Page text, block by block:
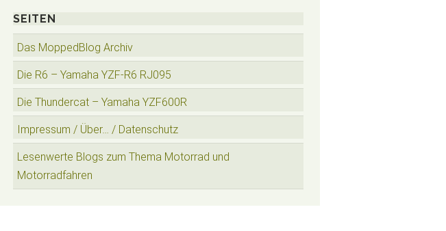
SEITEN
Das MoppedBlog Archiv
Die R6 – Yamaha YZF-R6 RJ095
Die Thundercat – Yamaha YZF600R
Impressum / Über… / Datenschutz
Lesenwerte Blogs zum Thema Motorrad und
Motorradfahren